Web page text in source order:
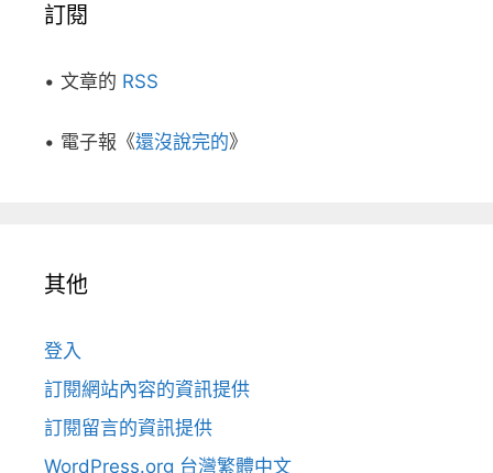
訂閱
• 文章的 RSS
• 電子報《還沒說完的》
其他
登入
訂閱網站內容的資訊提供
訂閱留言的資訊提供
WordPress.org 台灣繁體中文